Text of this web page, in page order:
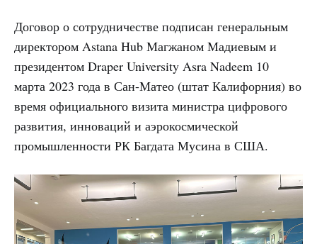
Договор о сотрудничестве подписан генеральным
директором Astana Hub Магжаном Мадиевым и
президентом Draper University Asra Nadeem 10
марта 2023 года в Сан-Матео (штат Калифорния) во
время официального визита министра цифрового
развития, инноваций и аэрокосмической
промышленности РК Багдата Мусина в США.